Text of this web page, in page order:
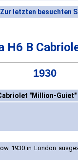
Zur letzten besuchten
H6 B
1930
"Million-Guiet"
1930 in London